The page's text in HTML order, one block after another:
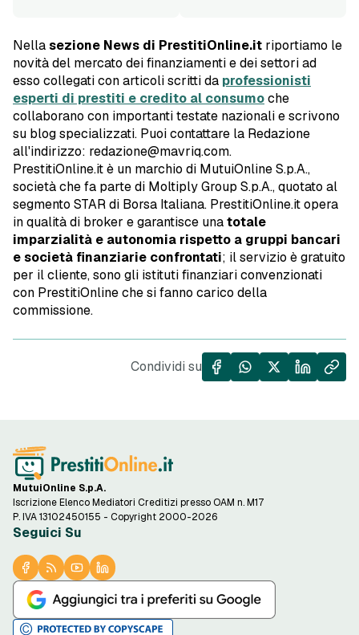
Nellasezione News di PrestitiOnline.it riportiamo le
novità del mercato dei finanziamenti e dei settori ad
esso collegati con articoli scritti da professionisti
esperti di prestiti e credito al consumoche
collaborano con importanti testate nazionali e scrivono
su blog specializzati. Puoi contattare la Redazione
all'indirizzo: redazione@mavriq.com.
PrestitiOnline.it è un marchio di MutuiOnline S.p.A.,
società che fa parte di Moltiply Group S.p.A., quotato al
segmento STAR di Borsa Italiana. PrestitiOnline.it opera
in qualità di broker e garantisce unatotale
imparzialità e autonomia rispetto a gruppi bancari
e società finanziarie confrontati; il servizio è gratuito
per il cliente, sono gli istituti finanziari convenzionati
con PrestitiOnline che si fanno carico della
commissione.
Condividi su
MutuiOnline S.p.A.
Iscrizione Elenco Mediatori Creditizi presso OAM n. M17
P. IVA 13102450155 - Copyright 2000-2026
Seguici Su